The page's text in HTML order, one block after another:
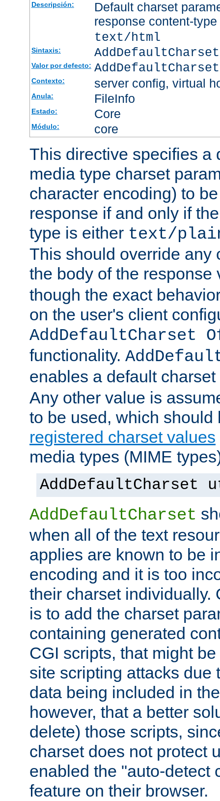
Descripción:
Default charset
response content-
text/html
Sintaxis:
Valor por defecto:
Contexto: server config, virtual
Anula: FileInfo
Estado: Core
Módulo: core
This directive specifies a
media type charset
character encoding) to
response if and only if
type is either text/
This should override any
the body of the
though the exact
on the user's client
AddDefaultCharset
functionality.
enables a default
Any other value is
to be used, which
registered charset values
media types (MIME
AddDefaultCharset
AddDefaultCharset
when all of the text
applies are known to be
encoding and it is too
their charset individually.
is to add the charset
containing generated
CGI scripts, that might
site scripting attacks due
data being included in
however, that a better
delete) those scripts,
charset does not protect
enabled the "auto-detect
feature on their browser.